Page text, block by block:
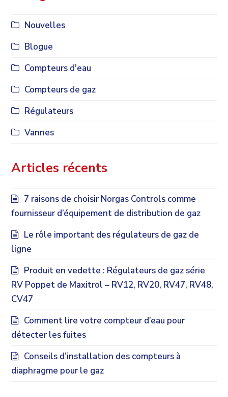
Nouvelles
Blogue
Compteurs d'eau
Compteurs de gaz
Régulateurs
Vannes
Articles récents
7 raisons de choisir Norgas Controls comme
fournisseur d’équipement de distribution de gaz
Le rôle important des régulateurs de gaz de
ligne
Produit en vedette : Régulateurs de gaz série
RV Poppet de Maxitrol – RV12, RV20, RV47, RV48,
CV47
Comment lire votre compteur d’eau pour
détecter les fuites
Conseils d’installation des compteurs à
diaphragme pour le gaz